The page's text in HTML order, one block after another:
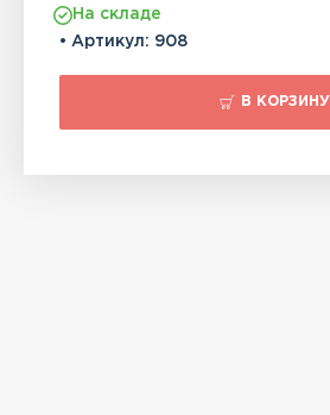
На складе
• Артикул: 908
В КОРЗИНУ